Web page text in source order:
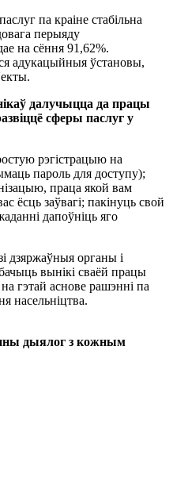
па краіне стабільна
перыяду
на сёння 91,62%.
адукацыйныя ўстановы,
далучыцца да працы
сферы паслуг у
рэгістрацыю на
пароль для доступу);
праца якой вам
ёсць заўвагі; пакінуць свой
дапоўніць яго
дзяржаўныя органы і
вынікі сваёй працы
гэтай аснове рашэнні па
насельніцтва.
дыялог з кожным